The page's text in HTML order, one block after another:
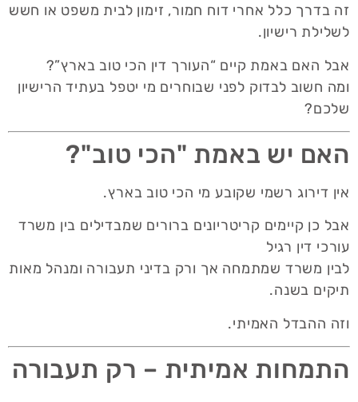
זה בדרך כלל אחרי דוח חמור, זימון לבית משפט או חשש
לשלילת רישיון.
אבל האם באמת קיים “העורך דין הכי טוב בארץ”?
ומה חשוב לבדוק לפני שבוחרים מי יטפל בעתיד הרישיון
שלכם?
האם יש באמת "הכי טוב"?
אין דירוג רשמי שקובע מי הכי טוב בארץ.
אבל כן קיימים קריטריונים ברורים שמבדילים בין משרד
עורכי דין רגיל
לבין משרד שמתמחה אך ורק בדיני תעבורה ומנהל מאות
תיקים בשנה.
וזה ההבדל האמיתי.
התמחות אמיתית – רק תעבורה